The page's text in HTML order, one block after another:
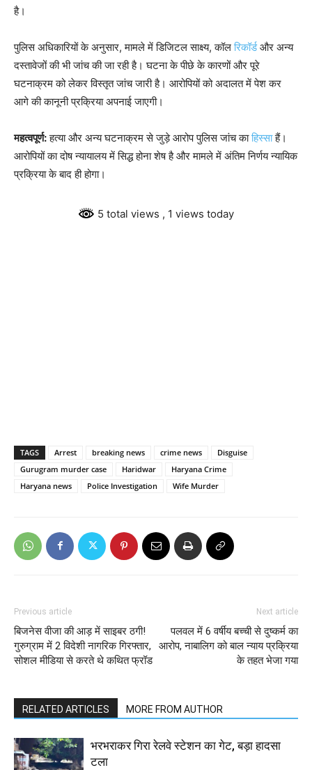
है।
पुलिस अधिकारियों के अनुसार, मामले में डिजिटल साक्ष्य, कॉलरिकॉर्डऔर अन्य
दस्तावेजों की भी जांच की जा रही है। घटना के पीछे के कारणों और पूरे
घटनाक्रम को लेकर विस्तृत जांच जारी है। आरोपियों को अदालत में पेश कर
आगे की कानूनी प्रक्रिया अपनाई जाएगी।
महत्वपूर्ण:हत्या और अन्य घटनाक्रम से जुड़े आरोप पुलिस जांच काहिस्साहैं।
आरोपियों का दोष न्यायालय में सिद्ध होना शेष है और मामले में अंतिम निर्णय न्यायिक
प्रक्रिया के बाद ही होगा।
5 total views , 1 views today
TAGS Arrest breaking news crime news
Disguise
Gurugram murder case
Haridwar
Haryana Crime
Haryana news
Police Investigation Wife Murder
Previous article
बिजनेस वीजा की आड़ में साइबर ठगी!
गुरुग्राम में 2 विदेशी नागरिक गिरफ्तार,
सोशल मीडिया से करते थे कथित फ्रॉड
Next article
पलवल में 6 वर्षीय बच्ची से दुष्कर्म का
आरोप, नाबालिग को बाल न्याय प्रक्रिया
के तहत भेजा गया
RELATED ARTICLES MORE FROM AUTHOR
भरभराकर गिरा रेलवे स्टेशन का गेट, बड़ा हादसा
टला